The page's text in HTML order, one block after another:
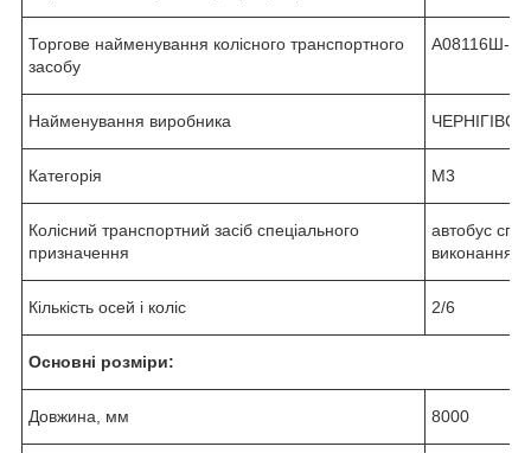
Торгове найменування колісного транспортного
засобу
А08116Ш-
Найменування виробника
Категорія М3
Колісний транспортний засіб спеціального
призначення
автобус
виконання 3
Кількість осей і коліс 2/6
Основні розміри:
Довжина, мм 8000